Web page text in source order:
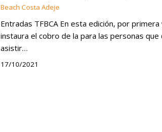
Beach Costa Adeje
Entradas TFBCA En esta edición, por primera
instaura el cobro de la para las personas que
asistir…
17/10/2021